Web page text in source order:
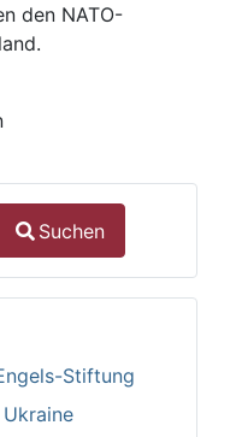
den NATO-
results.
Suchen
Stiftung